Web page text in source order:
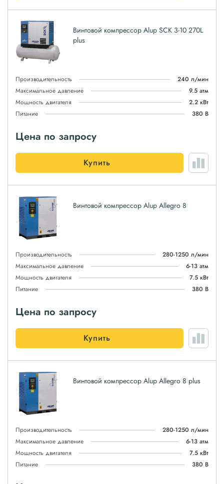
Винтовой компрессор Alup SCK 3-10 270L
plus
Производительность
240 л/мин
Максимальное давление
9.5 атм
Мощность двигателя
2.2 кВт
Питание
380 В
Цена по запросу
Купить
Винтовой компрессор Alup Allegro 8
Производительность
280-1250 л/мин
Максимальное давление
6-13 атм
Мощность двигателя
7.5 кВт
Питание
380 В
Цена по запросу
Купить
Винтовой компрессор Alup Allegro 8 plus
Производительность
280-1250 л/мин
Максимальное давление
6-13 атм
Мощность двигателя
7.5 кВт
Питание
380 В